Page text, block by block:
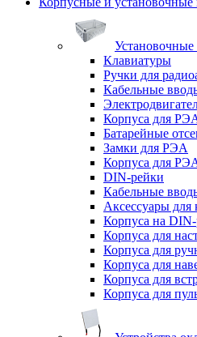
Установочные
Клавиатуры
Ручки для
Кабельные
Корпуса для
Батарейные
Замки для РЭА
Корпуса для
DIN-рейки
Кабельные
Аксессуары для
Корпуса на
Корпуса для
Корпуса для
Корпуса для
Корпуса для
Корпуса для